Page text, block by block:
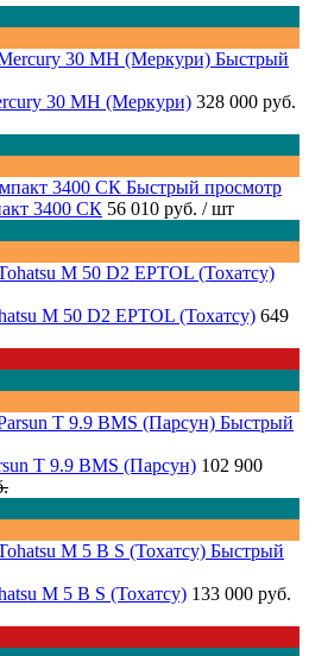
Быстрый
30 MH (Меркури) 328 000 руб.
Быстрый просмотр
3400 СК 56 010 руб. / шт
M 50 D2 EPTOL (Тохатсу) 649
Быстрый
T 9.9 BMS (Парсун) 102 900
Быстрый
M 5 B S (Тохатсу) 133 000 руб.